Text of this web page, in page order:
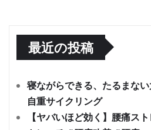
最近の投稿
寝ながらできる、たるまな
自重サイクリング
【ヤバいほど効く】腰痛ス